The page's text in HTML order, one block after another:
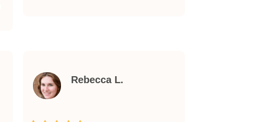
Rebecca L.